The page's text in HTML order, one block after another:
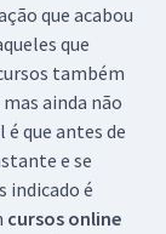
que acabou
que
também
ainda não
que antes de
e se
indicado é
cursos online